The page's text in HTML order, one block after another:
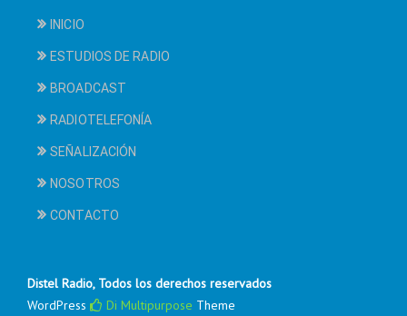
INICIO
ESTUDIOS DE RADIO
BROADCAST
RADIOTELEFONÍA
SEÑALIZACIÓN
NOSOTROS
CONTACTO
Distel Radio, Todos los derechos reservados
WordPress
Di Multipurpose Theme